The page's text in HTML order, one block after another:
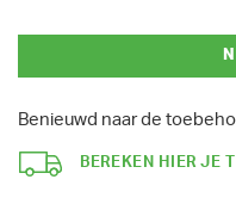
Benieuwd naar de
BEREKEN HIER JE